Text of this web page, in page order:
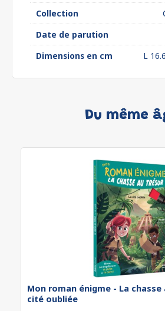
Collection
Date de parution
Dimensions en cm
L
Du même
Mon roman énigme - La
cité oubliée